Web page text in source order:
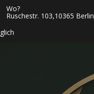
Wo?
Ruschestr. 103,10365 Berlin